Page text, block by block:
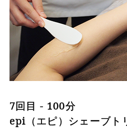
7回目 - 100分
epi（エピ）シェーブト